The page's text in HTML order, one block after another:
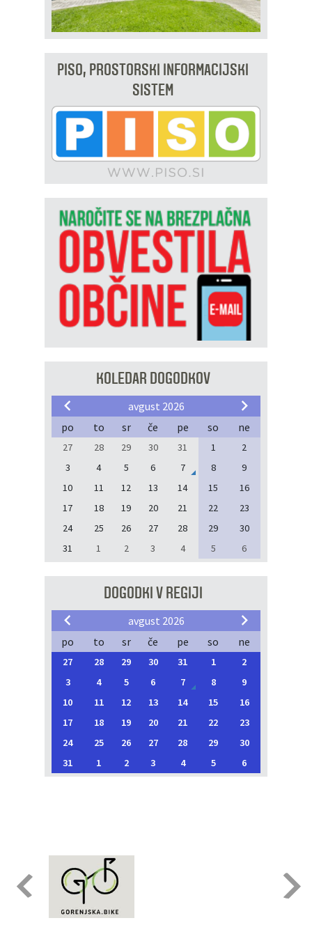
PISO, PROSTORSKI INFORMACIJSKI
SISTEM
KOLEDAR DOGODKOV
avgust 2026
po
to sr če pe so ne
27 28 29 30 31 1
2
3
4 5 6 7 8
9
10
11 12 13 14 15
16
17
18 19 20 21 22
23
24
25 26 27 28 29
30
31
1 2 3 4 5 6
DOGODKI V REGIJI
avgust 2026
po
to sr če pe so ne
27 28 29 30 31 1
2
3
4 5 6 7 8
9
10
11 12 13 14 15
16
17
18 19 20 21 22
23
24
25 26 27 28 29
30
31
1 2 3 4 5 6